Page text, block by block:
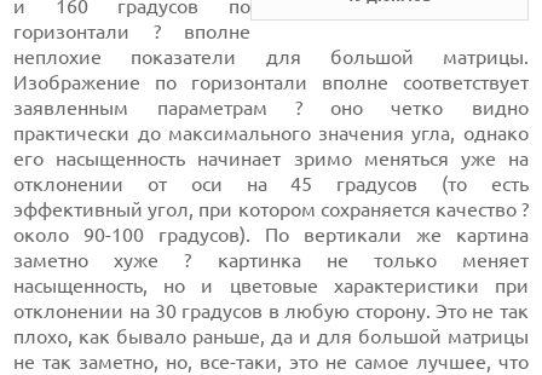
и 160 градусов по
горизонтали ? вполне
неплохие показатели для большой матрицы.
Изображение по горизонтали вполне соответствует
заявленным параметрам ? оно четко видно
практически до максимального значения угла, однако
его насыщенность начинает зримо меняться уже на
отклонении от оси на 45 градусов (то есть
эффективный угол, при котором сохраняется качество ?
около 90-100 градусов). По вертикали же картина
заметно хуже ? картинка не только меняет
насыщенность, но и цветовые характеристики при
отклонении на 30 градусов в любую сторону. Это не так
плохо, как бывало раньше, да и для большой матрицы
не так заметно, но, все-таки, это не самое лучшее, что